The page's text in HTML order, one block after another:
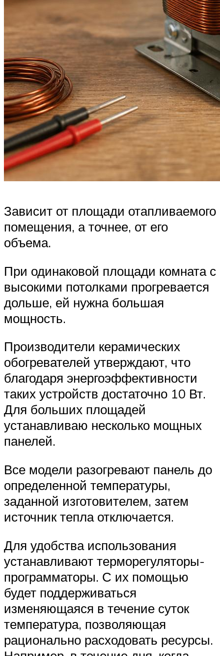
Зависит от площади отапливаемого
помещения, а точнее, от его
объема.
При одинаковой площади комната с
высокими потолками прогревается
дольше, ей нужна большая
мощность.
Производители керамических
обогревателей утверждают, что
благодаря энергоэффективности
таких устройств достаточно 10 Вт.
Для больших площадей
устанавливаю несколько мощных
панелей.
Все модели разогревают панель до
определенной температуры,
заданной изготовителем, затем
источник тепла отключается.
Для удобства использования
устанавливают терморегуляторы-
программаторы. С их помощью
будет поддерживаться
изменяющаяся в течение суток
температура, позволяющая
рационально расходовать ресурсы.